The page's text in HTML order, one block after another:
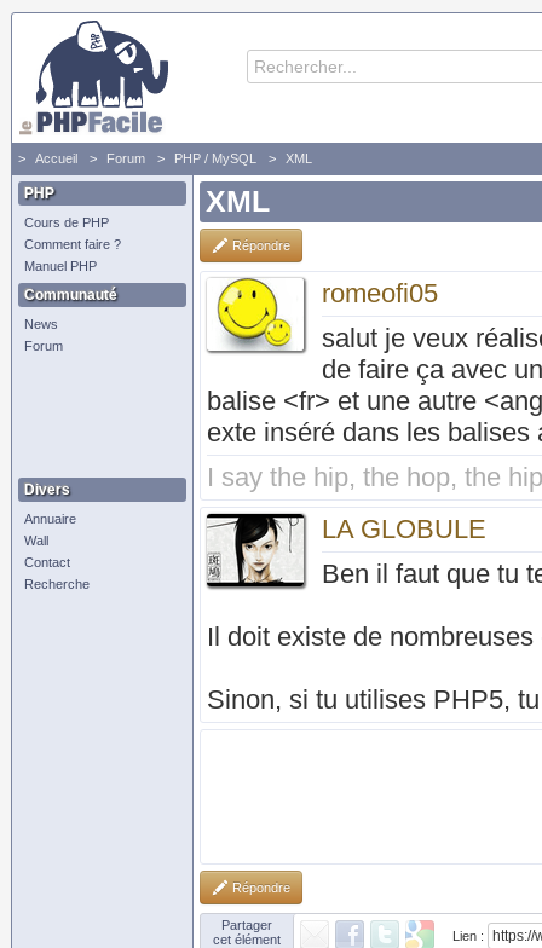
Accueil Forum PHP / MySQL XML
PHP
Cours de PHP
Comment faire ?
Manuel PHP
Communauté
News
Forum
Divers
Annuaire
Wall
Contact
Recherche
XML
Répondre
romeofi05
salut je veux
de faire ça avec
balise <fr> et une autre
exte inséré dans les
I say the hip, the hop, the
LA GLOBULE
Ben il faut que tu
Il doit existe de
Sinon, si tu utilises PHP5,
Répondre
Partager
cet élément
Lien :